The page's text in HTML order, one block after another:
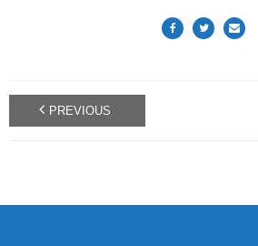
PREVIOUS